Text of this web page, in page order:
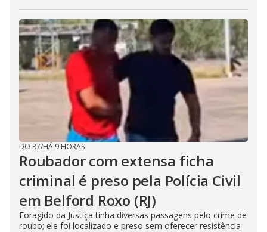
DO R7/HÁ 9 HORAS
Roubador com extensa ficha
criminal é preso pela Polícia Civil
em Belford Roxo (RJ)
Foragido da Justiça tinha diversas passagens pelo crime de
roubo; ele foi localizado e preso sem oferecer resistência